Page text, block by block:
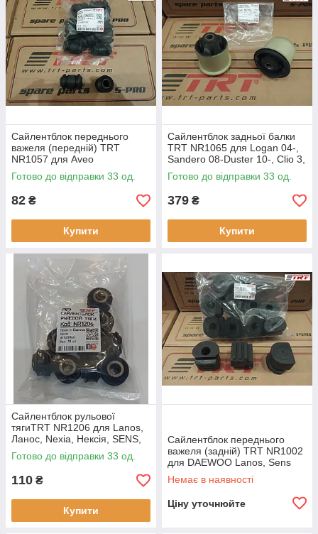
Сайлентблок переднього
важеля (передній) TRT
NR1057 для Aveo
Готово до відправки 33 од.
82 ₴
Купити
Сайлентблок задньої балки
TRT NR1065 для Logan 04-,
Sandero 08-Duster 10-, Clio 3,
Note, Tiida
Готово до відправки 33 од.
379 ₴
Купити
Сайлентблок рульової
тягиTRT NR1206 для Lanos,
Ланос, Nexia, Нексія, SENS,
Сенс
Готово до відправки 33 од.
110 ₴
Купити
Сайлентблок переднього
важеля (задній) TRT NR1002
для DAEWOO Lanos, Sens
Немає в наявності
Ціну уточнюйте